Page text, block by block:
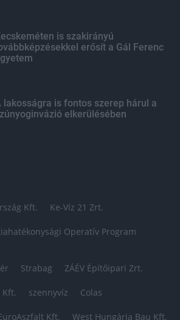
is szakirányú
erősít a Gál Ferenc
lakosságra is fontos szerep hárul a
elkerülésében
Kft. Ke-Víz 21 Zrt.
Operatív Program
Strabag ZÁÉV Építőipari Zrt.
Kft. szennyvíz Colas
Kft. West Hungária Bau Kft.